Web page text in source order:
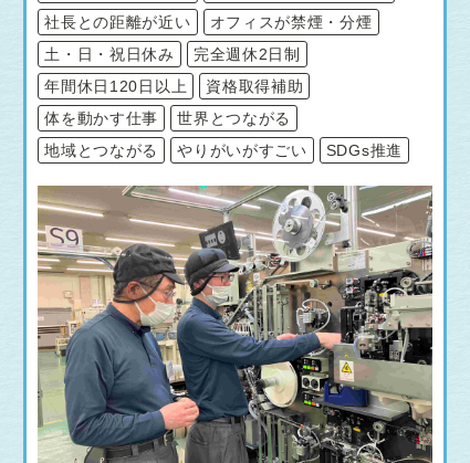
社長との距離が近い
オフィスが禁煙・分煙
土・日・祝日休み
完全週休2日制
年間休日120日以上
資格取得補助
体を動かす仕事
世界とつながる
地域とつながる
やりがいがすごい SDGs推進